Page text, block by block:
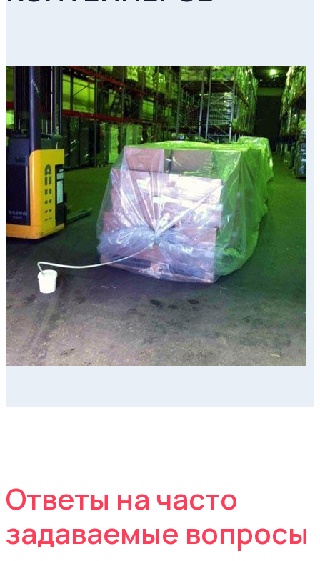
Ответы на часто
задаваемые вопросы